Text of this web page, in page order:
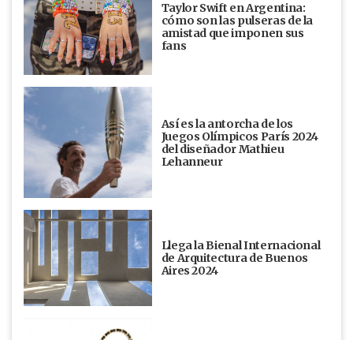
Taylor Swift en Argentina:
cómo son las pulseras de la
amistad que imponen sus
fans
Así es la antorcha de los
Juegos Olímpicos París 2024
del diseñador Mathieu
Lehanneur
Llega la Bienal Internacional
de Arquitectura de Buenos
Aires 2024